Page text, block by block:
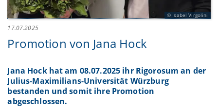
Isabel Virgolini
17.07.2025
Promotion von Jana Hock
Jana Hock hat am 08.07.2025 ihr Rigorosum an der
Julius-Maximilians-Universität Würzburg
bestanden und somit ihre Promotion
abgeschlossen.